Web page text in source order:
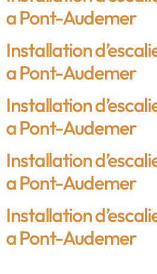
a Pont-Audemer
Installation
a Pont-Audemer
Installation
a Pont-Audemer
Installation
a Pont-Audemer
Installation
a Pont-Audemer